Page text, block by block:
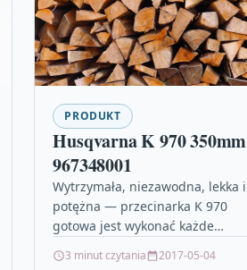
PRODUKT
Husqvarna K 970 350mm
967348001
Wytrzymała, niezawodna, lekka i
potężna ― przecinarka K 970
gotowa jest wykonać każde
potrzebna jest uniwersalna
3 minut czytania 2017-05-04